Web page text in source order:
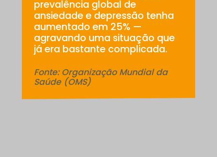
prevalência global de
ansiedade e depressão tenha
aumentado em 25% —
agravando uma situação que
já era bastante complicada.
Fonte: Organização Mundial da
Saúde (OMS)